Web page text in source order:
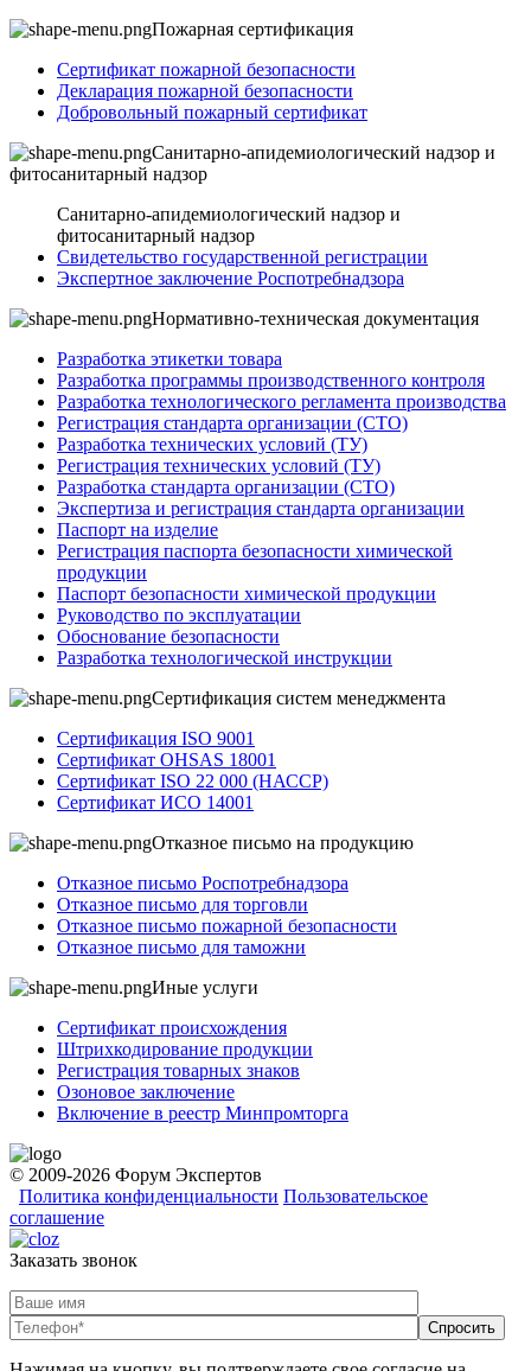
Пожарная сертификация
Сертификат пожарной безопасности
Декларация пожарной безопасности
Добровольный пожарный сертификат
Санитарно-апидемиологический надзор и
фитосанитарный надзор
Санитарно-апидемиологический надзор и
фитосанитарный надзор
Свидетельство государственной регистрации
Экспертное заключение Роспотребнадзора
Нормативно-техническая документация
Разработка этикетки товара
Разработка программы производственного контроля
Разработка технологического регламента производства
Регистрация стандарта организации (СТО)
Разработка технических условий (ТУ)
Регистрация технических условий (ТУ)
Разработка стандарта организации (СТО)
Экспертиза и регистрация стандарта организации
Паспорт на изделие
Регистрация паспорта безопасности химической
продукции
Паспорт безопасности химической продукции
Руководство по эксплуатации
Обоснование безопасности
Разработка технологической инструкции
Сертификация систем менеджмента
Сертификация ISO 9001
Сертификат OHSAS 18001
Сертификат ISO 22 000 (НАССР)
Сертификат ИСО 14001
Отказное письмо на продукцию
Отказное письмо Роспотребнадзора
Отказное письмо для торговли
Отказное письмо пожарной безопасности
Отказное письмо для таможни
Иные услуги
Сертификат происхождения
Штрихкодирование продукции
Регистрация товарных знаков
Озоновое заключение
Включение в реестр Минпромторга
© 2009-2026 Форум Экспертов
Политика конфиденциальности Пользовательское
соглашение
Заказать звонок